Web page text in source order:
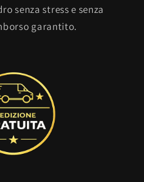
senza stress e senza
garantito.